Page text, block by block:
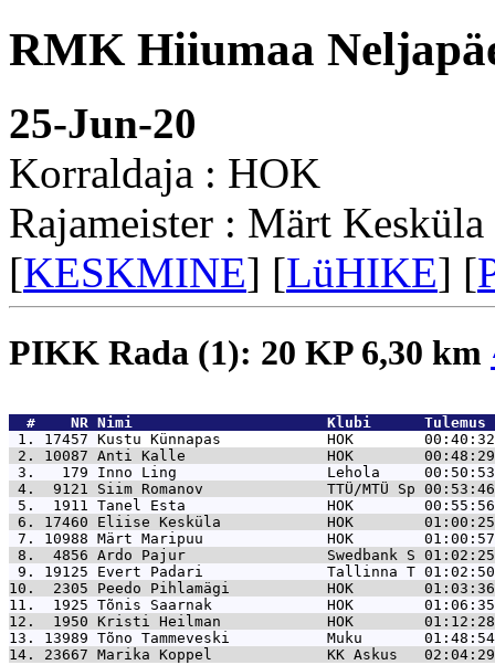
RMK Hiiumaa
25-Jun-20
Korraldaja : HOK
Rajameister : Märt Kesküla
[KESKMINE] [LüHIKE] [
PIKK Rada (1): 20 KP 6,30 km
  #    NR
Nimi                      Klubi
1. 17457 Kustu Künnapas            HOK        00:40:32
2. 10087 Anti Kalle                HOK        00:48:29
3.   179 Inno Ling                 Lehola     00:50:53
4.  9121 Siim Romanov              TTÜ/MTÜ Sp
5.  1911 Tanel Esta                HOK        00:55:56
6. 17460 Eliise Kesküla            HOK        01:00:25
7. 10988 Märt Maripuu              HOK        01:00:57
8.  4856 Ardo Pajur                Swedbank S 01:02:25
9. 19125 Evert Padari              Tallinna T 01:02:50
10.  2305 Peedo Pihlamägi           HOK        01:03:36
11.  1925 Tõnis Saarnak             HOK        01:06:35
12.  1950 Kristi Heilman            HOK        01:12:28
13. 13989 Tõno Tammeveski           Muku       01:48:54
14. 23667 Marika Koppel             KK Askus   02:04:29